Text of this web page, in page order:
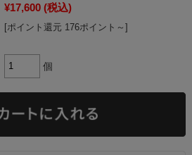
¥17,600 (税込)
[ポイント還元 176ポイント～]
個